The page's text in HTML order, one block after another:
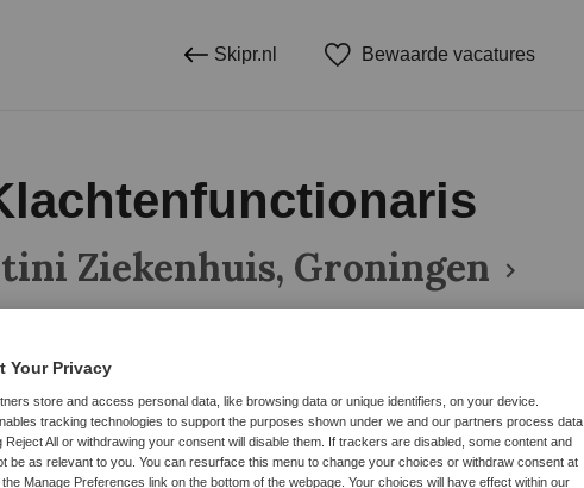
Skipr.nl Bewaarde vacatures
Ziekenhuis, Groningen
Overige beroepen managementZiekenhuis Niet nader bepaald
Your Privacy
store and access personal data, like browsing data or unique identifiers, on your device.
tracking technologies to support the purposes shown under we and our partners process data
Reject All or withdrawing your consent will disable them. If trackers are disabled, some content and
be as relevant to you. You can resurface this menu to change your choices or withdraw consent at
Manage Preferences link on the bottom of the webpage. Your choices will have effect within our